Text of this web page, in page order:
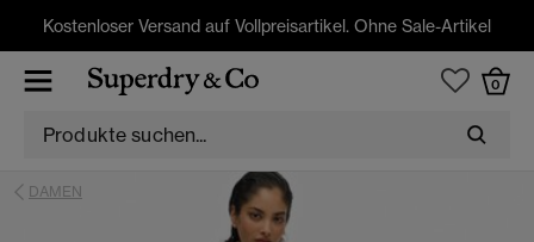
Kostenloser Versand auf Vollpreisartikel. Ohne Sale-Artikel
0
DAMEN